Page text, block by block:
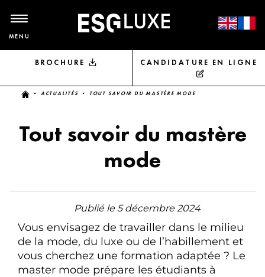
Tout savoir du mastère
mode
Publié le 5 décembre 2024
Vous envisagez de travailler dans le milieu
de la mode, du luxe ou de l’habillement et
vous cherchez une formation adaptée ? Le
master mode prépare les étudiants à
MENU
BROCHURE CANDIDATURE EN LIGNE
Vous êtes ici
• ACTUALITÉS • TOUT SAVOIR DU MASTÈRE MODE